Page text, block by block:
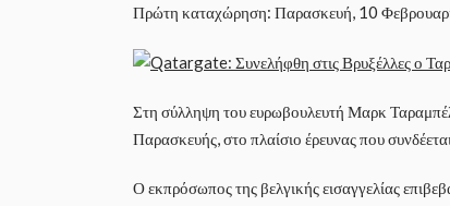
Πρώτη καταχώρηση: Παρασκευή, 10
Στη σύλληψη του ευρωβουλευτή Μαρκ
Παρασκευής, στο πλαίσιο έρευνας που
Ο εκπρόσωπος της βελγικής εισαγγελίας